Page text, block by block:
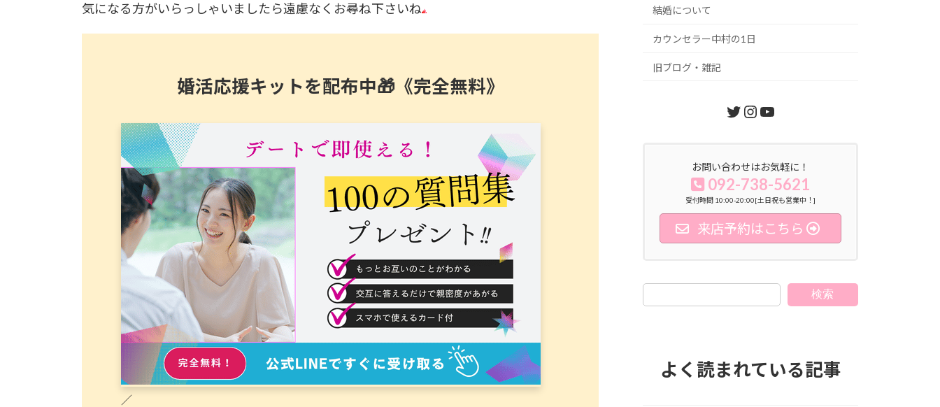
気になる方がいらっしゃいましたら遠慮なくお尋ね下さいね
婚活応援キットを配布中🎁《完全無料》
／
結婚について
カウンセラー中村の1日
旧ブログ・雑記
Twitter
Instagram
YouTube
お問い合わせはお気軽に！
092-738-5621
受付時間 10:00-20:00[土日祝も営業中！]
来店予約はこちら
検索
よく読まれている記事